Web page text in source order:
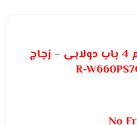
ثلاجة هيتاشي ١٩ قدم 4 باب دولابى – زجاج